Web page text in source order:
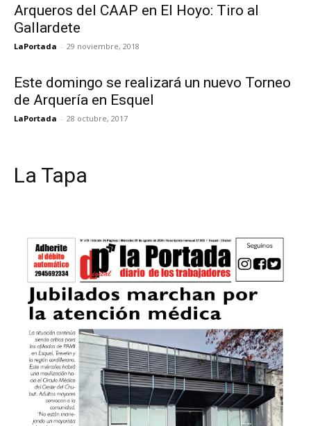
Arqueros del CAAP en El Hoyo: Tiro al
Gallardete
LaPortada - 29 noviembre, 2018
Este domingo se realizará un nuevo Torneo
de Arquería en Esquel
LaPortada - 28 octubre, 2017
La Tapa